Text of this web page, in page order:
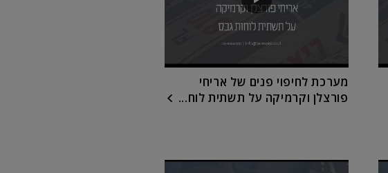
מערכת לחיפוי פנים של אריחי
פורצלן וקרמיקה על תשתית לוח...